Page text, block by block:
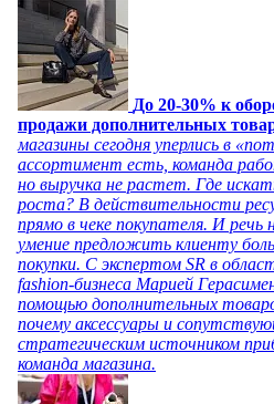
До 20-30% к
продажи дополнительных
магазины сегодня уперлись в
ассортимент есть, команда
но выручка не растет. Где
роста? В действительности
прямо в чеке покупателя. И речь
умение предложить клиенту
покупки. С экспертом SR в
fashion-бизнеса Марией
помощью дополнительных
почему аксессуары и
стратегическим источником
команда магазина.